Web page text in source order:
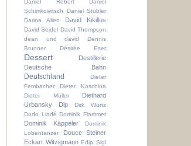
Daniel Rebert
Daniel
Schimkowitsch
Daniel Stübler
Darina Allen
David Kikillus
David Seidel David Thompson
dean und david
Dennis
Brunner
Désirée Eser
Dessert
Destillerie
Deutsche Bahn
Deutschland
Dieter
Fembacher
Dieter Koschina
Dieter Müller
Diethard
Urbansky
Dip
Dirk Würtz
Dodo Liadé Dominik Flammer
Dominik Käppeler
Dominik
Lobentanzer
Douce Steiner
Eckart Witzigmann Edip Sigl